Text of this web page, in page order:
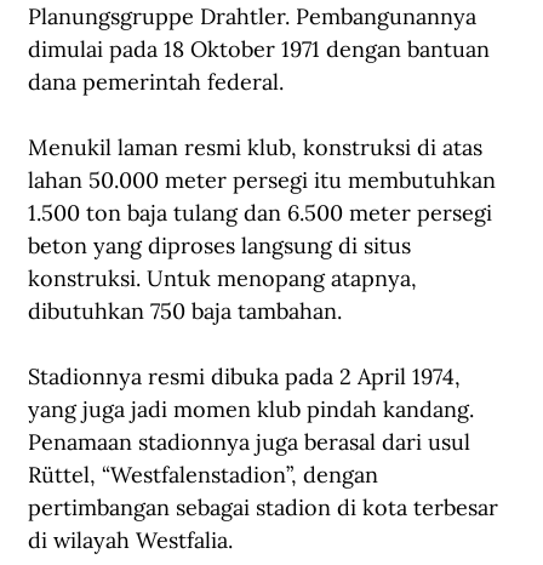
Planungsgruppe Drahtler. Pembangunannya
dimulai pada 18 Oktober 1971 dengan bantuan
dana pemerintah federal.
Menukil laman resmi klub, konstruksi di atas
lahan 50.000 meter persegi itu membutuhkan
1.500 ton baja tulang dan 6.500 meter persegi
beton yang diproses langsung di situs
konstruksi. Untuk menopang atapnya,
dibutuhkan 750 baja tambahan.
Stadionnya resmi dibuka pada 2 April 1974,
yang juga jadi momen klub pindah kandang.
Penamaan stadionnya juga berasal dari usul
Rüttel, “Westfalenstadion”, dengan
pertimbangan sebagai stadion di kota terbesar
di wilayah Westfalia.